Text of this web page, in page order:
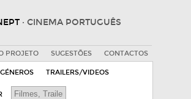
· CINEMA PORTUGUÊS
PROJETO SUGESTÕES CONTACTOS
GÉNEROS TRAILERS/VIDEOS